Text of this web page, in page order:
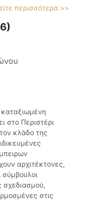
περισσότερα >>
καταξιωμένη
στο Περιστέρι
κλάδο της
αρχιτέκτονες,
σύμβουλοι
σχεδιασμού,
στις